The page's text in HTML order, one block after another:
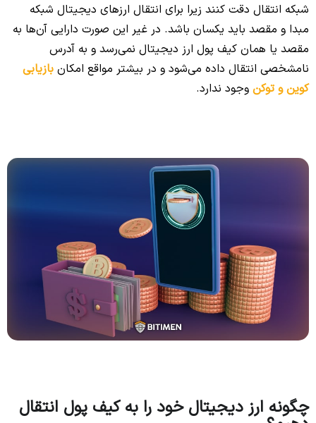
شبکه انتقال دقت کنند زیرا برای انتقال ارزهای دیجیتال شبکه
مبدا و مقصد باید یکسان باشد. در غیر این صورت دارایی آن‌ها به
مقصد یا همان کیف پول ارز دیجیتال نمی‌رسد و به آدرس
نامشخصی انتقال داده می‌شود و در بیشتر مواقع امکان بازیابی
کوین و توکن وجود ندارد.
چگونه ارز دیجیتال خود را به کیف پول انتقال